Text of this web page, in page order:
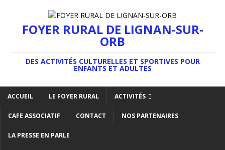
FOYER RURAL DE LIGNAN-SUR-
ORB
DES ACTIVITÉS CULTURELLES ET SPORTIVES POUR
ENFANTS ET ADULTES
ACCUEIL LE FOYER RURAL ACTIVITÉS
CAFE ASSOCIATIF CONTACT NOS PARTENAIRES
LA PRESSE EN PARLE